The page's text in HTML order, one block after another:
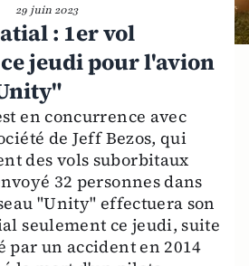
29 juin 2023
: 1er vol
jeudi pour l'avion
en concurrence avec
de Jeff Bezos, qui
des vols suborbitaux
32 personnes dans
"Unity" effectuera son
seulement ce jeudi, suite
par un accident en 2014